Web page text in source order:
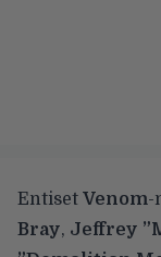
Entiset Venom-
Bray, Jeffrey